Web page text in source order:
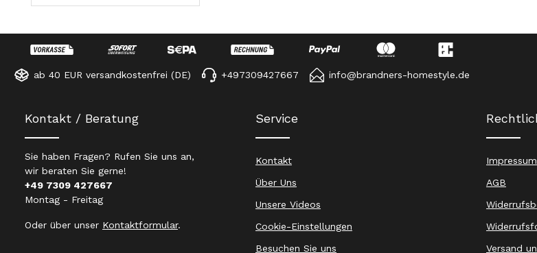
ab 40 EUR versandkostenfrei (DE) +497309427667 info@brandners-homestyle.de
Kontakt / Beratung
Sie haben Fragen? Rufen Sie uns an,
wir beraten Sie gerne!
+49 7309 427667
Montag - Freitag
Oder über unser Kontaktformular.
Service
Kontakt
Über Uns
Unsere Videos
Cookie-Einstellungen
Besuchen Sie uns
Impressum
AGB
Versand